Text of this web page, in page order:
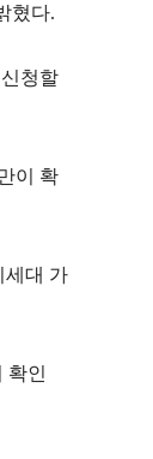
혔다.
청할
이 확
세대 가
확인